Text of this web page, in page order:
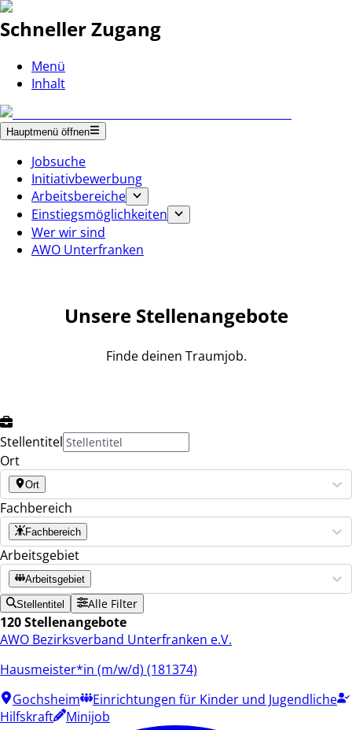
Schneller Zugang
Menü
Inhalt
Hauptmenü öffnen
Jobsuche
Initiativbewerbung
Arbeitsbereiche
Einstiegsmöglichkeiten
Wer wir sind
AWO Unterfranken
Unsere Stellenangebote
Finde deinen Traumjob.
Stellentitel
Ort
Ort
Fachbereich
Fachbereich
Arbeitsgebiet
Arbeitsgebiet
Stellentitel Alle Filter
120 Stellenangebote
AWO Bezirksverband Unterfranken e.V.
Hausmeister*in (m/w/d) (181374)
Gochsheim
Einrichtungen für Kinder und Jugendliche
Hilfskraft
Minijob